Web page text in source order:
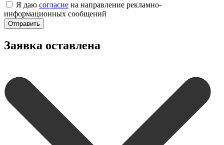
Я даю согласие на направление рекламно-
информационных сообщений
Отправить
Заявка оставлена